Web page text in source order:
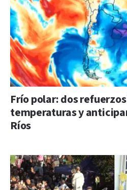
Frío polar: dos
temperaturas y
Ríos